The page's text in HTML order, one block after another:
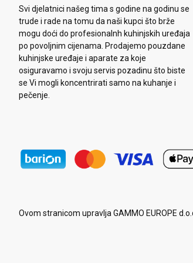
Svi djelatnici našeg tima s godine na godinu se
trude i rade na tomu da naši kupci što brže
mogu doći do profesionalnh kuhinjskih uređaja
po povoljnim cijenama. Prodajemo pouzdane
kuhinjske uređaje i aparate za koje
osiguravamo i svoju servis pozadinu što biste
se Vi mogli koncentrirati samo na kuhanje i
pečenje.
Ovom stranicom upravlja GAMMO EUROPE